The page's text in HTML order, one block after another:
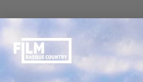
Yhabril Moro (Bilbao, 1978), a
con la fotografía "X-Man"
"The Phantom". El año
Elkartea de San